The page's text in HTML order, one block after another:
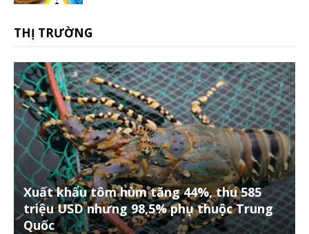
THỊ TRƯỜNG
Xuất khẩu tôm hùm tăng 44%, thu 585
triệu USD nhưng 98,5% phụ thuộc Trung
Quốc